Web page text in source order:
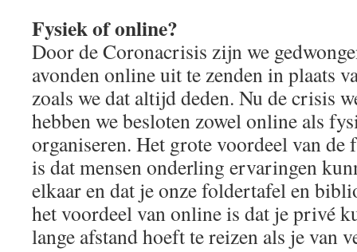
Fysiek of online?
Door de Coronacrisis zijn we
avonden online uit te zenden in plaats
zoals we dat altijd deden. Nu de crisis
hebben we besloten zowel online als
organiseren. Het grote voordeel van de
is dat mensen onderling ervaringen
elkaar en dat je onze foldertafel en
het voordeel van online is dat je privé
lange afstand hoeft te reizen als je van